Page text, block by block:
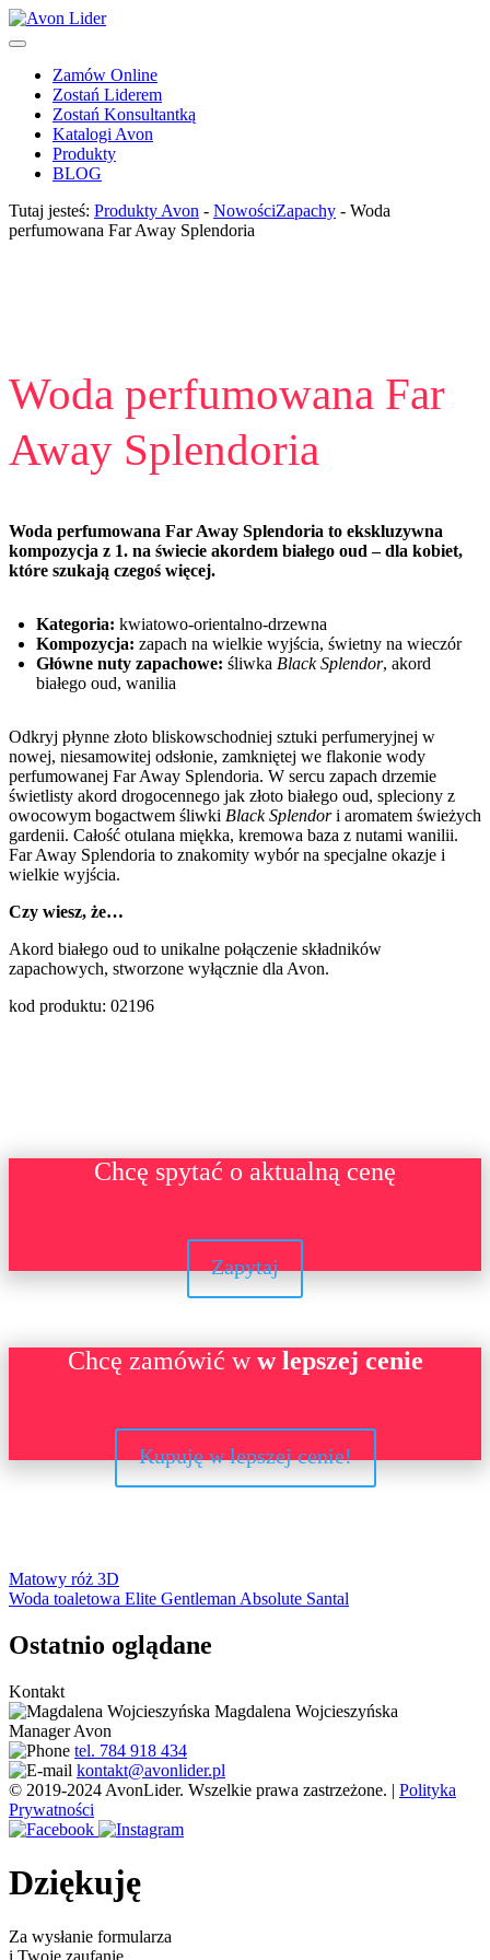
Zamów Online
Zostań Liderem
Zostań Konsultantką
Katalogi Avon
Produkty
BLOG
Tutaj jesteś: Produkty Avon - NowościZapachy - Woda
perfumowana Far Away Splendoria
Woda perfumowana Far
Away Splendoria
Woda perfumowana Far Away Splendoria to ekskluzywna
kompozycja z 1. na świecie akordem białego oud – dla kobiet,
które szukają czegoś więcej.
Kategoria: kwiatowo-orientalno-drzewna
Kompozycja: zapach na wielkie wyjścia, świetny na wieczór
Główne nuty zapachowe: śliwka Black Splendor, akord
białego oud, wanilia
Odkryj płynne złoto bliskowschodniej sztuki perfumeryjnej w
nowej, niesamowitej odsłonie, zamkniętej we flakonie wody
perfumowanej Far Away Splendoria. W sercu zapach drzemie
świetlisty akord drogocennego jak złoto białego oud, spleciony z
owocowym bogactwem śliwki Black Splendori aromatem świeżych
gardenii. Całość otulana miękka, kremowa baza z nutami wanilii.
Far Away Splendoria to znakomity wybór na specjalne okazje i
wielkie wyjścia.
Czy wiesz, że…
Akord białego oud to unikalne połączenie składników
zapachowych, stworzone wyłącznie dla Avon.
kod produktu: 02196
Chcę spytać o aktualną cenę
Zapytaj
Chcę zamówić ww lepszej cenie
Kupuję w lepszej cenie!
Nawigacja
wpisu
Matowy róż 3D
Woda toaletowa Elite Gentleman Absolute Santal
Ostatnio oglądane
Kontakt
Magdalena Wojcieszyńska
Manager Avon
tel. 784 918 434
kontakt@avonlider.pl
© 2019-2024 AvonLider. Wszelkie prawa zastrzeżone. | Polityka
Prywatności
Dziękuję
Za wysłanie formularza
i Twoje zaufanie